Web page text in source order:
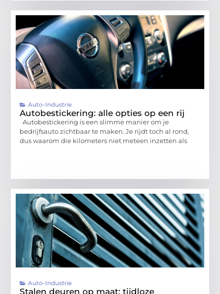
Auto-Industrie
Autobestickering: alle opties op een rij
Autobestickering is een slimme manier om je
bedrijfsauto zichtbaar te maken. Je rijdt toch al rond,
dus waarom die kilometers niet meteen inzetten als
Auto-Industrie
Stalen deuren op maat: tijdloze